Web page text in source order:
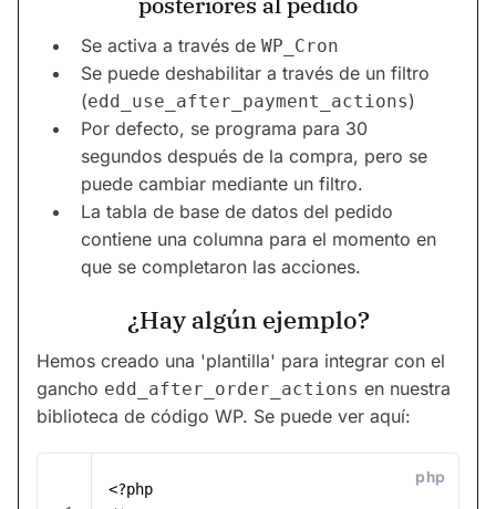
Se activa a través de WP_Cron
Se puede deshabilitar a través de un filtro
(edd_use_after_payment_actions)
Por defecto, se programa para 30
segundos después de la compra, pero se
puede cambiar mediante un filtro.
La tabla de base de datos del pedido
contiene una columna para el momento en
que se completaron las acciones.
¿Hay algún ejemplo?
Hemos creado una 'plantilla' para integrar con el
gancho edd_after_order_actions en nuestra
biblioteca de código WP. Se puede ver aquí: